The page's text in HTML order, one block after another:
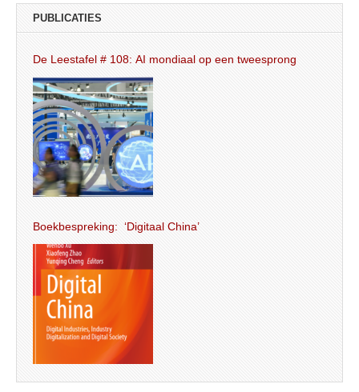
PUBLICATIES
De Leestafel # 108: AI mondiaal op een tweesprong
Boekbespreking: ‘Digitaal China’